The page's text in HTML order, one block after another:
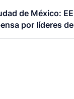
de México:
por líderes